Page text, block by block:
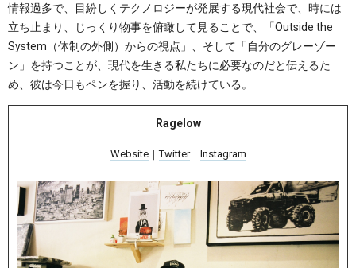
情報過多で、目紛しくテクノロジーが発展する現代社会で、時には
立ち止まり、じっくり物事を俯瞰して見ることで、「Outside the
System（体制の外側）からの視点」、そして「自分のグレーゾー
ン」を持つことが、現代を生きる私たちに必要なのだと伝えるた
め、彼は今日もペンを握り、活動を続けている。
Ragelow
Website｜Twitter｜ Instagram